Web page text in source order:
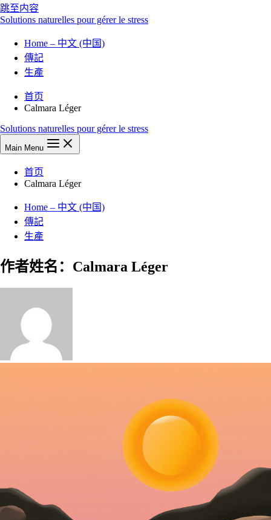
跳至内容
Solutions naturelles pour gérer le stress
Home – 中文 (中国)
傳記
生產
首页
Calmara Léger
Solutions naturelles pour gérer le stress
Main Menu
首页
Calmara Léger
Home – 中文 (中国)
傳記
生產
作者姓名：Calmara Léger